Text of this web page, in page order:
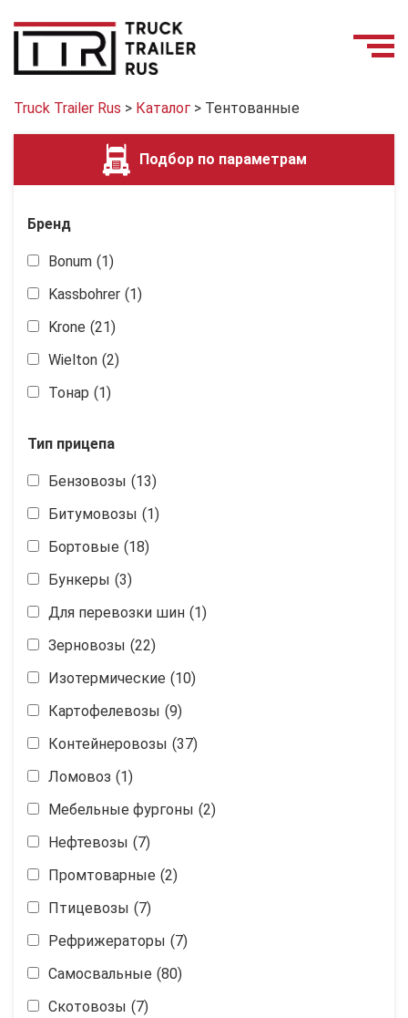
Truck Trailer Rus > Каталог > Тентованные
Подбор по параметрам
Бренд
Bonum (1)
Kassbohrer (1)
Krone (21)
Wielton (2)
Тонар (1)
Тип прицепа
Бензовозы (13)
Битумовозы (1)
Бортовые (18)
Бункеры (3)
Для перевозки шин (1)
Зерновозы (22)
Изотермические (10)
Картофелевозы (9)
Контейнеровозы (37)
Ломовоз (1)
Мебельные фургоны (2)
Нефтевозы (7)
Промтоварные (2)
Птицевозы (7)
Рефрижераторы (7)
Самосвальные (80)
Скотовозы (7)